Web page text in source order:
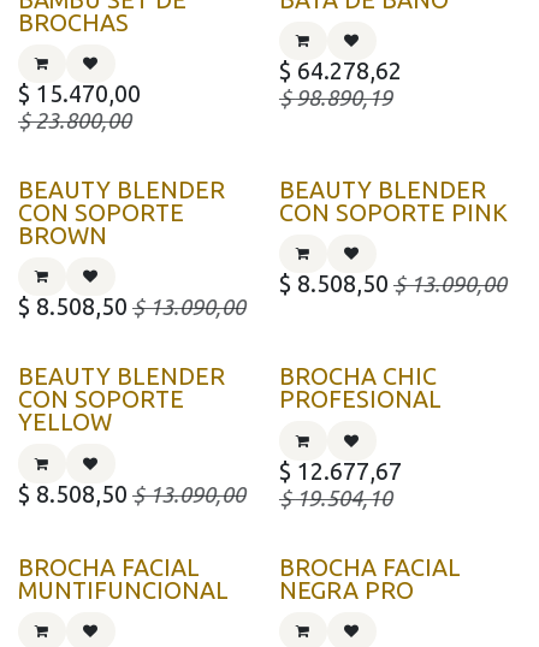
BROCHAS
$ 15.470,00
$23.800,00
$ 64.278,62
$98.890,19
BEAUTY BLENDER
CON SOPORTE
BROWN
$ 8.508,50 $13.090,00
BEAUTY BLENDER
CON SOPORTE PINK
$ 8.508,50 $13.090,00
BEAUTY BLENDER
CON SOPORTE
YELLOW
$ 8.508,50 $13.090,00
BROCHA CHIC
PROFESIONAL
$ 12.677,67
$19.504,10
BROCHA FACIAL
MUNTIFUNCIONAL
BROCHA FACIAL
NEGRA PRO